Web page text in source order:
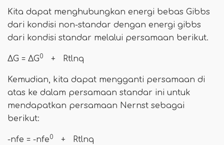
Kita dapat menghubungkan energi bebas Gibbs
dari kondisi non-standar dengan energi gibbs
dari kondisi standar melalui persamaan berikut.
ΔG = ΔG0 + Rtlnq
Kemudian, kita dapat mengganti persamaan di
atas ke dalam persamaan standar ini untuk
mendapatkan persamaan Nernst sebagai
berikut:
-nfe = -nfe0 + Rtlnq